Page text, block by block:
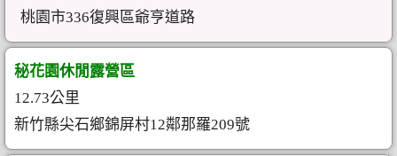
桃園市336復興區爺亨道路
秘花園休閒露營區
12.73公里
新竹縣尖石鄉錦屏村12鄰那羅209號